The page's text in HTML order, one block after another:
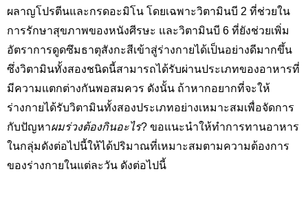
ผลาญโปรตีนและกรดอะมิโน โดยเฉพาะวิตามินบี 2 ที่ช่วยใน
การรักษาสุขภาพของหนังศีรษะ และวิตามินบี 6 ที่ยังช่วยเพิ่ม
อัตราการดูดซึมธาตุสังกะสีเข้าสู่ร่างกายได้เป็นอย่างดีมากขึ้น
ซึ่งวิตามินทั้งสองชนิดนี้สามารถได้รับผ่านประเภทของอาหารที่
มีความแตกต่างกันพอสมควร ดังนั้น ถ้าหากอยากที่จะให้
ร่างกายได้รับวิตามินทั้งสองประเภทอย่างเหมาะสมเพื่อจัดการ
กับปัญหาผมร่วงต้องกินอะไร? ขอแนะนำให้ทำการทานอาหาร
ในกลุ่มดังต่อไปนี้ให้ได้ปริมาณที่เหมาะสมตามความต้องการ
ของร่างกายในแต่ละวัน ดังต่อไปนี้